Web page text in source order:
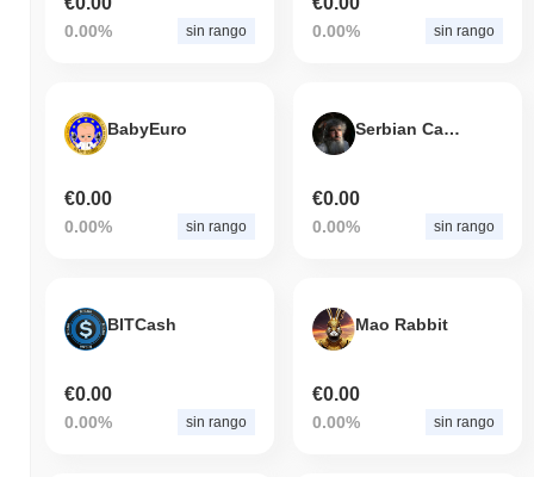
0.00% sin rango 0.00% sin rango
BabyEuro
€0.00
0.00% sin rango
Serbian Cave Hermit
€0.00
0.00% sin rango
BITCash
€0.00
0.00% sin rango
Mao Rabbit
€0.00
0.00% sin rango